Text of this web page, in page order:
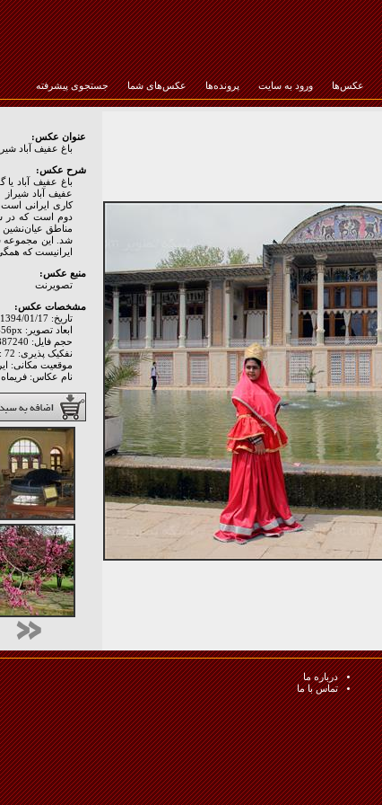
عکس‌ها ورود به سایت پرونده‌ها عکس‌های شما جستجوی پیشرفته
عنوان عکس:
باغ عفیف آباد
شرح عکس:
باغ عفیف آباد
عفیف آباد
کاری ایرانی
شد. این مجموعه
ایرانیست که
منبع عکس:
تصويرنت
مشخصات عکس:
تاریخ: 1394/01/17
ابعاد تصویر: 5184px * 3456px
حجم فایل: 2887240 Byte
نفکیک پذیری: Hor: 72 - Ver: 72
موقعیت مکانی:
نام عکاس: فریماه
درباره ما
تماس با ما